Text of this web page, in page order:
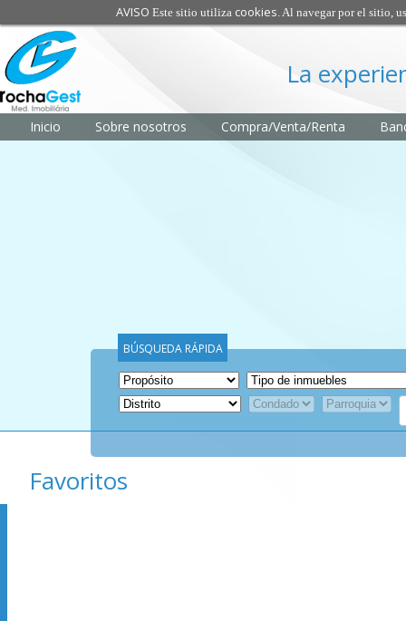
AVISO Este sitio utiliza cookies. Al navegar por el sitio,
La
Inicio Sobre nosotros Compra/Venta/Renta
BÚSQUEDA RÁPIDA
Favoritos